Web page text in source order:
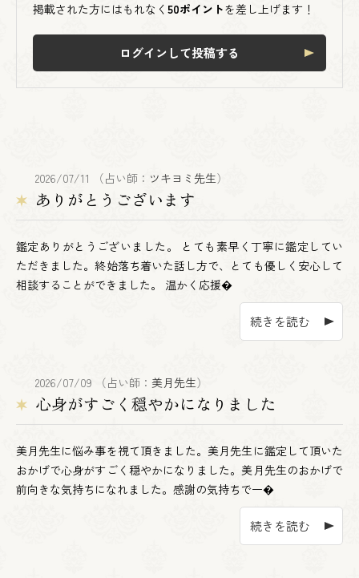
掲載された方にはもれなく 50ポイントを差し上げます！
ログインして投稿する
2026/07/11 （占い師： ツキヨミ先生）
ありがとうございます
鑑定ありがとうございました。 とても素早く丁寧に鑑定してい
ただきました。終始落ち着いた話し方で、とても優しく安心して
相談することができました。 温かく応援�
続きを読む
2026/07/09 （占い師： 美月先生）
心身がすごく穏やかになりました
美月先生に悩み事を視て頂きました。美月先生に鑑定して頂いた
おかげで心身がすごく穏やかになりました。美月先生のおかげで
前向きな気持ちになれました。感謝の気持ちで一�
続きを読む